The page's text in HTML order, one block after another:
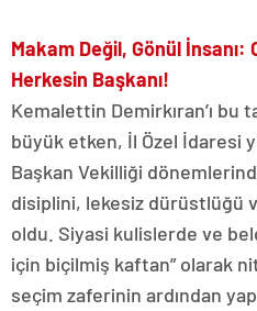
Makam Değil, Gönül İnsanı:
Herkesin Başkanı!
Kemalettin Demirkıran’ı bu
büyük etken, İl Özel İdaresi
Başkan Vekilliği
disiplini, lekesiz dürüstlüğü
oldu. Siyasi kulislerde ve
için biçilmiş kaftan” olarak
seçim zaferinin ardından